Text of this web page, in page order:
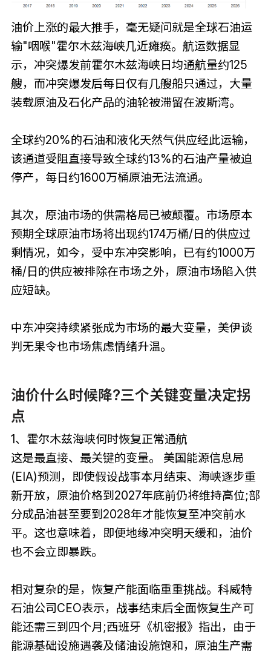
油价上涨的最大推手，毫无疑问就是全球石油运
输"咽喉"霍尔木兹海峡几近瘫痪。航运数据显
示，冲突爆发前霍尔木兹海峡日均通航量约125
艘，而冲突爆发后每日仅有几艘船只通过，大量
装载原油及石化产品的油轮被滞留在波斯湾。
全球约20%的石油和液化天然气供应经此运输，
该通道受阻直接导致全球约13%的石油产量被迫
停产，每日约1600万桶原油无法流通。
其次，原油市场的供需格局已被颠覆。市场原本
预期全球原油市场将出现约174万桶/日的供应过
剩情况，如今，受中东冲突影响，已有约1000万
桶/日的供应被排除在市场之外，原油市场陷入供
应短缺。
中东冲突持续紧张成为市场的最大变量，美伊谈
判无果令也市场焦虑情绪升温。
油价什么时候降?三个关键变量决定拐
点
1、霍尔木兹海峡何时恢复正常通航
这是最直接、最关键的变量。 美国能源信息局
(EIA)预测，即使假设战事本月结束、海峡逐步重
新开放，原油价格到2027年底前仍将维持高位;部
分成品油甚至要到2028年才能恢复至冲突前水
平。这也意味着，即便地缘冲突明天缓和，油价
也不会立即暴跌。
相对复杂的是，恢复产能面临重重挑战。科威特
石油公司CEO表示，战事结束后全面恢复生产可
能还需三到四个月;西班牙《机密报》指出，由于
能源基础设施遇袭及储油设施饱和，原油生产需